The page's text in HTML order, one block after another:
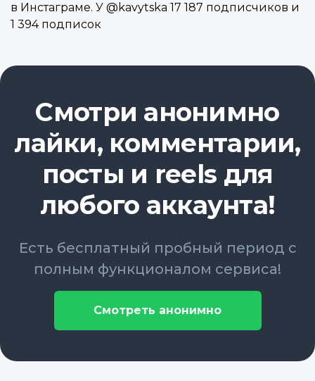
в Инстаграме. У @kavytska 17 187 подписчиков и
1 394 подписок
Смотри анонимно
лайки, комментарии,
посты и reels для
любого аккаунта!
Есть бесплатный пробный период с
полным функционалом сервиса!
Смотреть анонимно